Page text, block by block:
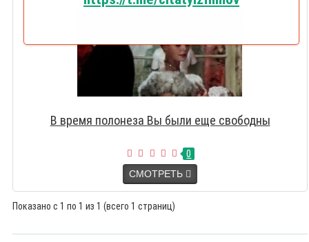
В время полонеза Вы были еще свободны
0
СМОТРЕТЬ
Показано с 1 по 1 из 1 (всего 1 страниц)